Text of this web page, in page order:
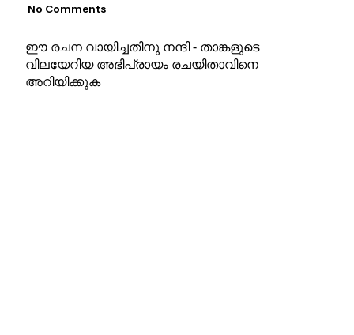
No Comments
ഈ രചന വായിച്ചതിനു നന്ദി - താങ്കളുടെ
വിലയേറിയ അഭിപ്രായം രചയിതാവിനെ
അറിയിക്കുക